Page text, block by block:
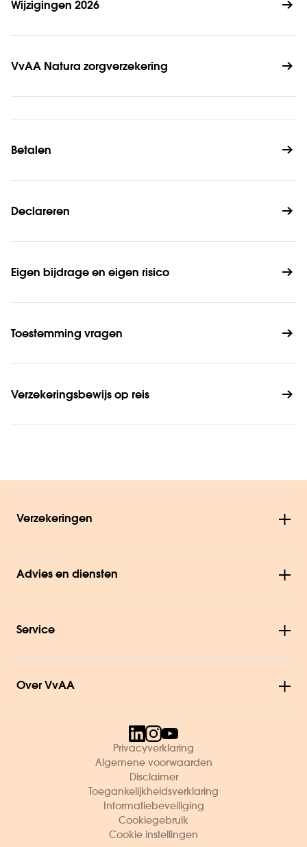
Wijzigingen 2026
VvAA Natura zorgverzekering
Betalen
Declareren
Eigen bijdrage en eigen risico
Toestemming vragen
Verzekeringsbewijs op reis
Verzekeringen
Advies en diensten
Service
Over VvAA
Privacyverklaring
Algemene voorwaarden
Disclaimer
Toegankelijkheidsverklaring
Informatiebeveiliging
Cookiegebruik
Cookie instellingen